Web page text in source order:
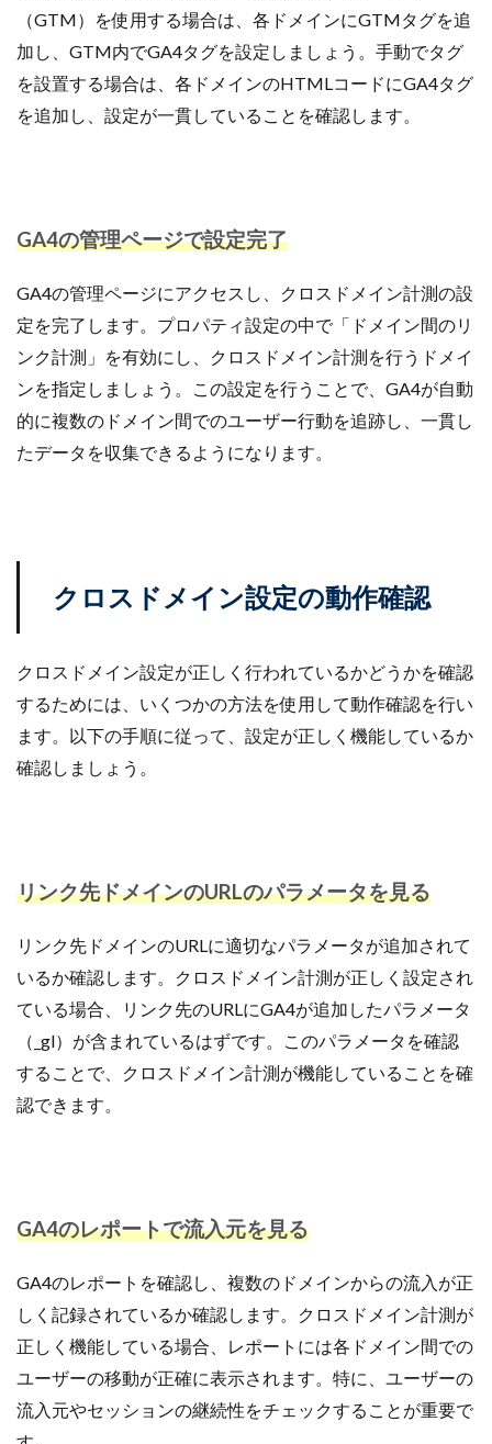
（GTM）を使用する場合は、各ドメインにGTMタグを追
加し、GTM内でGA4タグを設定しましょう。手動でタグ
を設置する場合は、各ドメインのHTMLコードにGA4タグ
を追加し、設定が一貫していることを確認します。
GA4の管理ページで設定完了
GA4の管理ページにアクセスし、クロスドメイン計測の設
定を完了します。プロパティ設定の中で「ドメイン間のリ
ンク計測」を有効にし、クロスドメイン計測を行うドメイ
ンを指定しましょう。この設定を行うことで、GA4が自動
的に複数のドメイン間でのユーザー行動を追跡し、一貫し
たデータを収集できるようになります。
クロスドメイン設定の動作確認
クロスドメイン設定が正しく行われているかどうかを確認
するためには、いくつかの方法を使用して動作確認を行い
ます。以下の手順に従って、設定が正しく機能しているか
確認しましょう。
リンク先ドメインのURLのパラメータを見る
リンク先ドメインのURLに適切なパラメータが追加されて
いるか確認します。クロスドメイン計測が正しく設定され
ている場合、リンク先のURLにGA4が追加したパラメータ
（_gl）が含まれているはずです。このパラメータを確認
することで、クロスドメイン計測が機能していることを確
認できます。
GA4のレポートで流入元を見る
GA4のレポートを確認し、複数のドメインからの流入が正
しく記録されているか確認します。クロスドメイン計測が
正しく機能している場合、レポートには各ドメイン間での
ユーザーの移動が正確に表示されます。特に、ユーザーの
流入元やセッションの継続性をチェックすることが重要で